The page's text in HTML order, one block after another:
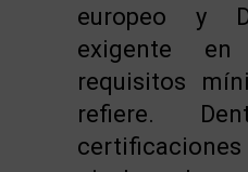
europeo y
exigente
requisitos
refiere.
certificaciones